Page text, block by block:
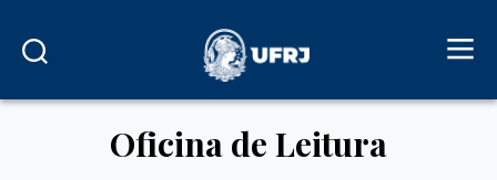
Oficina de Leitura